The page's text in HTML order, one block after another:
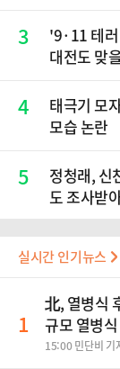
3
'9·11 테
대전도 맞
4
태극기 모
모습 논란
5
정청래, 신
도 조사받
실시간 인기뉴스
1
北, 열병식
규모 열병
15:00 민단비 기